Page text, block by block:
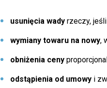
usunięcia wady rzeczy,
wymiany towaru na nowy,
obniżenia ceny
odstąpienia od umowy i